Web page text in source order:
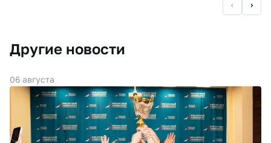
Другие новости
06 августа